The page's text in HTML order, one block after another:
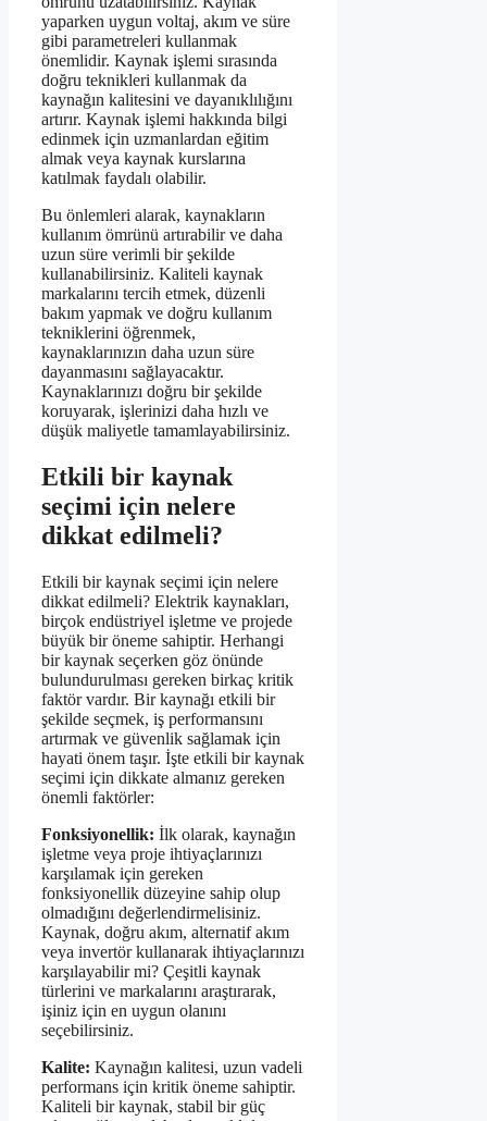
yaparken uygun voltaj, akım ve süre
gibi parametreleri kullanmak
önemlidir. Kaynak işlemi sırasında
doğru teknikleri kullanmak da
kaynağın kalitesini ve dayanıklılığını
artırır. Kaynak işlemi hakkında bilgi
edinmek için uzmanlardan eğitim
almak veya kaynak kurslarına
katılmak faydalı olabilir.
Bu önlemleri alarak, kaynakların
kullanım ömrünü artırabilir ve daha
uzun süre verimli bir şekilde
kullanabilirsiniz. Kaliteli kaynak
markalarını tercih etmek, düzenli
bakım yapmak ve doğru kullanım
tekniklerini öğrenmek,
kaynaklarınızın daha uzun süre
dayanmasını sağlayacaktır.
Kaynaklarınızı doğru bir şekilde
koruyarak, işlerinizi daha hızlı ve
düşük maliyetle tamamlayabilirsiniz.
Etkili bir kaynak
seçimi için nelere
dikkat edilmeli?
Etkili bir kaynak seçimi için nelere
dikkat edilmeli? Elektrik kaynakları,
birçok endüstriyel işletme ve projede
büyük bir öneme sahiptir. Herhangi
bir kaynak seçerken göz önünde
bulundurulması gereken birkaç kritik
faktör vardır. Bir kaynağı etkili bir
şekilde seçmek, iş performansını
artırmak ve güvenlik sağlamak için
hayati önem taşır. İşte etkili bir kaynak
seçimi için dikkate almanız gereken
önemli faktörler:
Fonksiyonellik: İlk olarak, kaynağın
işletme veya proje ihtiyaçlarınızı
karşılamak için gereken
fonksiyonellik düzeyine sahip olup
olmadığını değerlendirmelisiniz.
Kaynak, doğru akım, alternatif akım
veya invertör kullanarak ihtiyaçlarınızı
karşılayabilir mi? Çeşitli kaynak
türlerini ve markalarını araştırarak,
işiniz için en uygun olanını
seçebilirsiniz.
Kalite: Kaynağın kalitesi, uzun vadeli
performans için kritik öneme sahiptir.
Kaliteli bir kaynak, stabil bir güç